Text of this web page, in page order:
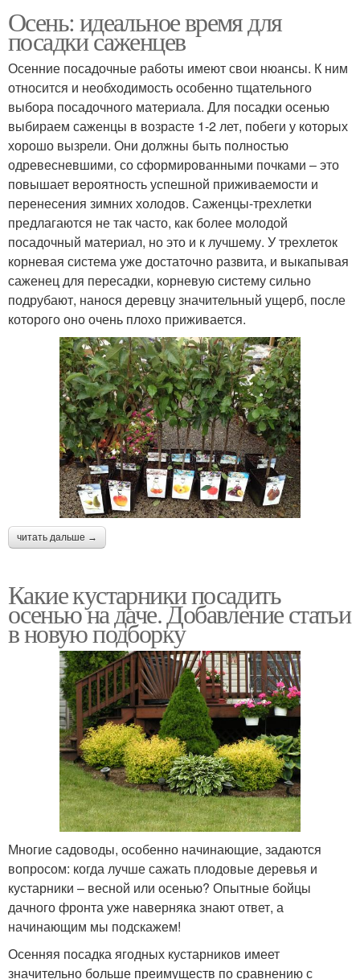
Осень: идеальное время для
посадки саженцев
Осенние посадочные работы имеют свои нюансы. К ним
относится и необходимость особенно тщательного
выбора посадочного материала. Для посадки осенью
выбираем саженцы в возрасте 1-2 лет, побеги у которых
хорошо вызрели. Они должны быть полностью
одревесневшими, со сформированными почками – это
повышает вероятность успешной приживаемости и
перенесения зимних холодов. Саженцы-трехлетки
предлагаются не так часто, как более молодой
посадочный материал, но это и к лучшему. У трехлеток
корневая система уже достаточно развита, и выкапывая
саженец для пересадки, корневую систему сильно
подрубают, нанося деревцу значительный ущерб, после
которого оно очень плохо приживается.
читать дальше →
Какие кустарники посадить
осенью на даче. Добавление статьи
в новую подборку
Многие садоводы, особенно начинающие, задаются
вопросом: когда лучше сажать плодовые деревья и
кустарники – весной или осенью? Опытные бойцы
дачного фронта уже наверняка знают ответ, а
начинающим мы подскажем!
Осенняя посадка ягодных кустарников имеет
значительно больше преимуществ по сравнению с